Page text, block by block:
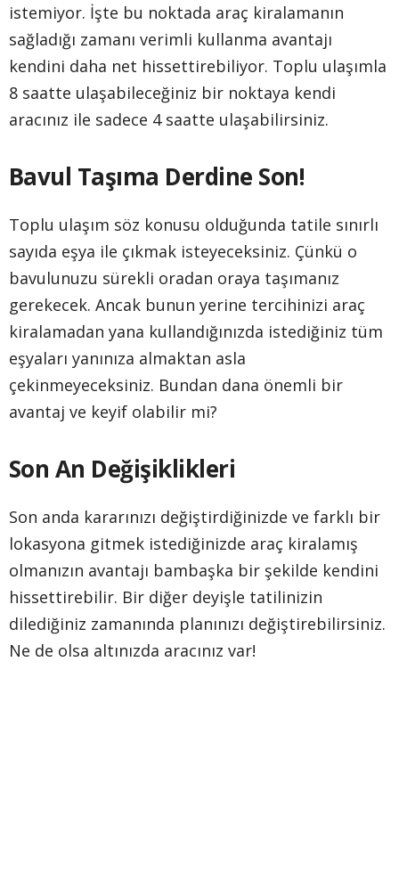
istemiyor. İşte bu noktada araç kiralamanın
sağladığı zamanı verimli kullanma avantajı
kendini daha net hissettirebiliyor. Toplu ulaşımla
8 saatte ulaşabileceğiniz bir noktaya kendi
aracınız ile sadece 4 saatte ulaşabilirsiniz.
Bavul Taşıma Derdine Son!
Toplu ulaşım söz konusu olduğunda tatile sınırlı
sayıda eşya ile çıkmak isteyeceksiniz. Çünkü o
bavulunuzu sürekli oradan oraya taşımanız
gerekecek. Ancak bunun yerine tercihinizi araç
kiralamadan yana kullandığınızda istediğiniz tüm
eşyaları yanınıza almaktan asla
çekinmeyeceksiniz. Bundan dana önemli bir
avantaj ve keyif olabilir mi?
Son An Değişiklikleri
Son anda kararınızı değiştirdiğinizde ve farklı bir
lokasyona gitmek istediğinizde araç kiralamış
olmanızın avantajı bambaşka bir şekilde kendini
hissettirebilir. Bir diğer deyişle tatilinizin
dilediğiniz zamanında planınızı değiştirebilirsiniz.
Ne de olsa altınızda aracınız var!